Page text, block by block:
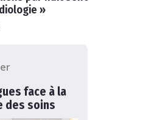
»
face à la
des soins